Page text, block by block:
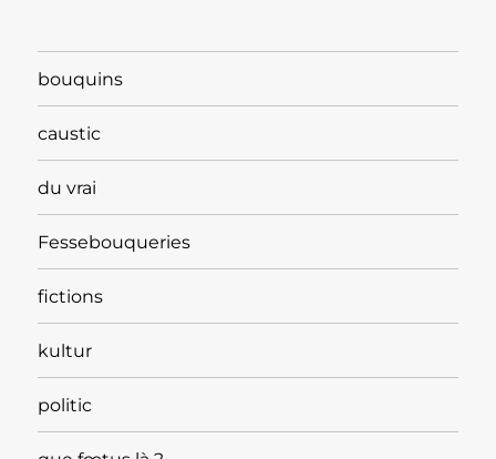
bouquins
caustic
du vrai
Fessebouqueries
fictions
kultur
politic